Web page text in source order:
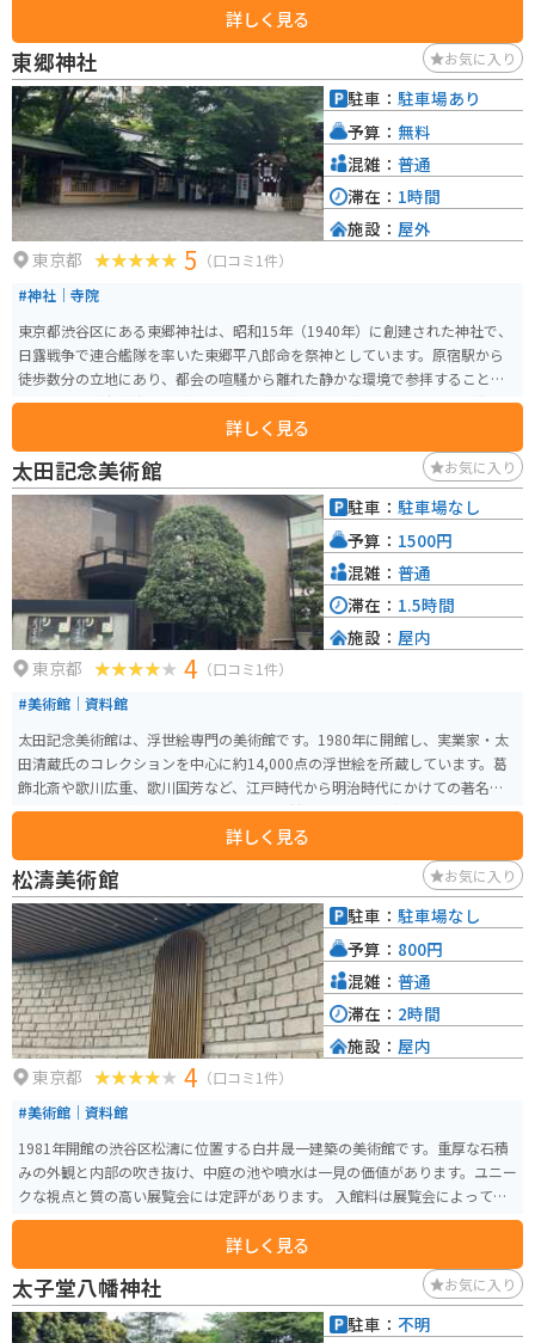
登頂すると富士山に登ったような気分を味わえます。 さらに、境内には「将
棋堂」があり、将棋ファンにとっては「将棋の聖地」としても知られていま
す。この堂では将棋に関連する授与品が販売されており、人気です。また、甲
賀稲荷社や六角形の将棋堂、浅間神社などの見どころも豊富で、歴史と文化
を感じながら散策することができます。鳩森八幡宮では、初宮詣、七五三、
合格祈願、結婚式など様々な祈祷も行われており、年間を通じて多くの参拝
者が訪れます。
詳しく見る
東郷神社 お気に入り
東京都 5 （口コミ1件）
#神社｜寺院
東京都渋谷区にある東郷神社は、昭和15年（1940年）に創建された神社で、
日露戦争で連合艦隊を率いた東郷平八郎命を祭神としています。原宿駅から
徒歩数分の立地にあり、都会の喧騒から離れた静かな環境で参拝することが
できます。 東郷神社は、勝利と至誠の神様として信仰されており、必勝祈願
や合格祈願、良縁祈願など、多くの参拝者が訪れます。特にスポーツ選手や受
験生に人気があり、「勝守」や「勝札」などの御守りもあります 境内には広
大な自然池「神池」や、東郷平八郎の功績を伝える「東郷記念館」があり、
歴史と文化を学ぶことができます。春には桜が咲き誇り、美しい景色を楽し
むことができます。また、神社の周辺には竹下通りや表参道といった観光ス
ポットも多く、ショッピングやカフェ巡りと合わせて訪れるのもおすすめで
す。
詳しく見る
駐車： 駐車場あり
予算： 無料
混雑： 普通
滞在： 1時間
施設： 屋外
太田記念美術館 お気に入り
東京都 4 （口コミ1件）
#美術館｜資料館
太田記念美術館は、浮世絵専門の美術館です。1980年に開館し、実業家・太
田清蔵氏のコレクションを中心に約14,000点の浮世絵を所蔵しています。葛
飾北斎や歌川広重、歌川国芳など、江戸時代から明治時代にかけての著名な
浮世絵師の作品が展示されています。美術館は毎月展示内容を入れ替え、約7
0点から100点の浮世絵を展示しており、何度訪れても新しい作品に出会うこ
とができます。特に季節ごとの展示テーマに合わせた作品が並び、浮世絵を
通じて日本の四季や文化を感じることができます。
詳しく見る
駐車： 駐車場なし
予算： 1500円
混雑： 普通
滞在： 1.5時間
施設： 屋内
松濤美術館 お気に入り
東京都 4 （口コミ1件）
#美術館｜資料館
1981年開館の渋谷区松濤に位置する白井晟一建築の美術館です。重厚な石積
みの外観と内部の吹き抜け、中庭の池や噴水は一見の価値があります。ユニー
クな視点と質の高い展覧会には定評があります。 入館料は展覧会によって異
なる料金となっています。
詳しく見る
駐車： 駐車場なし
予算： 800円
混雑： 普通
滞在： 2時間
施設： 屋内
太子堂八幡神社 お気に入り
駐車： 不明